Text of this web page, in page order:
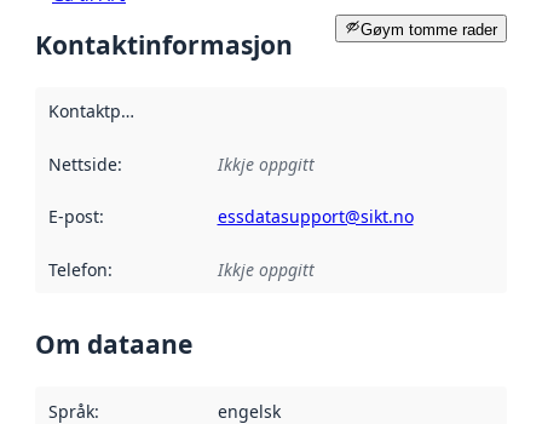
Gøym tomme rader
Kontaktinformasjon
Kontaktpunkt
Nettside: Ikkje oppgitt
E-post: essdatasupport@sikt.no
Telefon: Ikkje oppgitt
Om dataane
Språk: engelsk